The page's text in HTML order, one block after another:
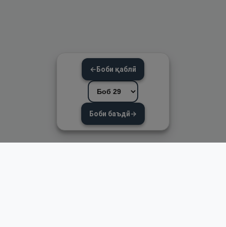
←Боби қаблӣ
Боби баъдӣ→